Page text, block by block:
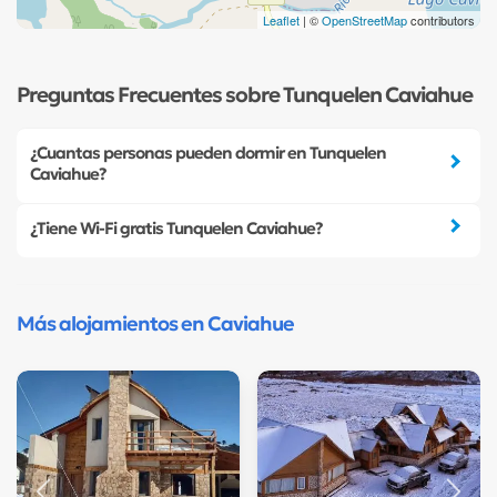
Leaflet | ©OpenStreetMapcontributors
Preguntas Frecuentes sobre Tunquelen Caviahue
¿Cuantas personas pueden dormir en Tunquelen
Caviahue?
¿Tiene Wi-Fi gratis Tunquelen Caviahue?
Más alojamientos en Caviahue